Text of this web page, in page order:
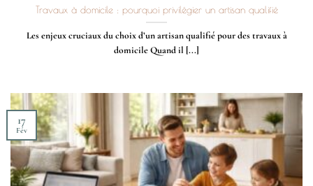
Travaux à domicile : pourquoi privilégier un artisan qualifié
Les enjeux cruciaux du choix d’un artisan qualifié pour des travaux à
domicile Quand il [...]
17
Fév